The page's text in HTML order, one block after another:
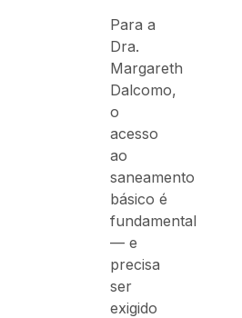
Para a
Dra.
Margareth
Dalcomo,
o
acesso
ao
saneamento
básico é
fundamental
— e
precisa
ser
exigido